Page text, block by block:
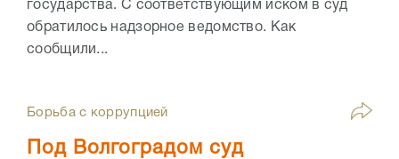
государства. С соответствующим иском в суд
обратилось надзорное ведомство. Как
сообщили...
Борьба с коррупцией
Под Волгоградом суд